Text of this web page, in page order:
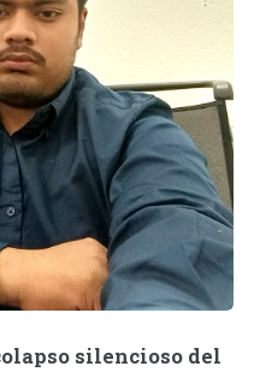
silencioso del